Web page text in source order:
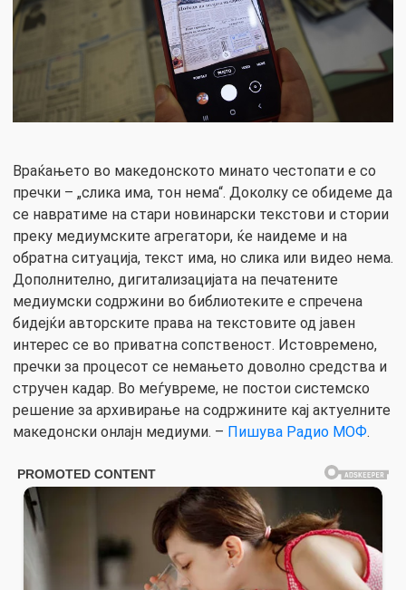
Враќањето во македонското минато честопати е со
пречки – „слика има, тон нема“. Доколку се обидеме да
се навратиме на стари новинарски текстови и стории
преку медиумските агрегатори, ќе наидеме и на
обратна ситуација, текст има, но слика или видео нема.
Дополнително, дигитализацијата на печатените
медиумски содржини во библиотеките е спречена
бидејќи авторските права на текстовите од јавен
интерес се во приватна сопственост. Истовремено,
пречки за процесот се немањето доволно средства и
стручен кадар. Во меѓувреме, не постои системско
решение за архивирање на содржините кај актуелните
македонски онлајн медиуми. – Пишува Радио МОФ.